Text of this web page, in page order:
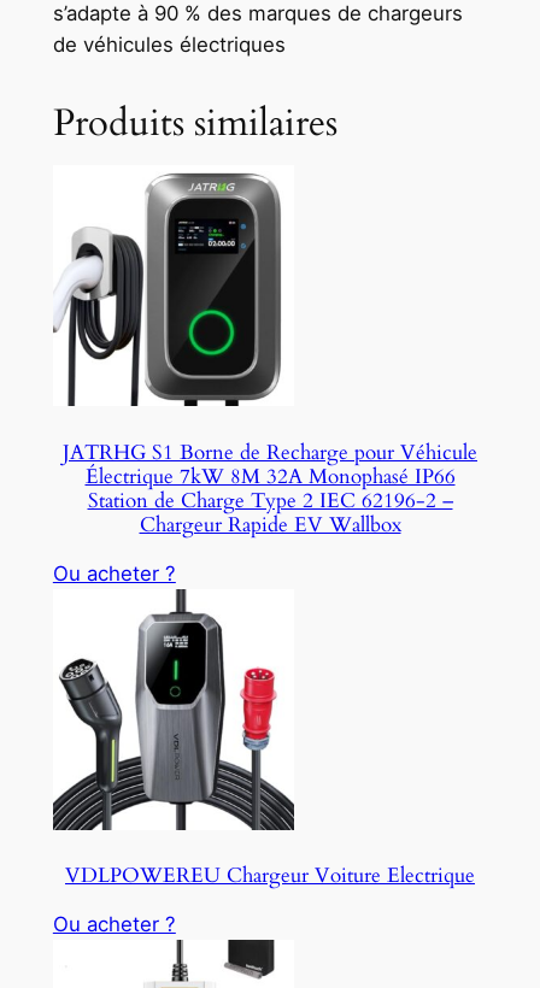
s’adapte à 90 % des marques de chargeurs
de véhicules électriques
Produits similaires
JATRHG S1 Borne de Recharge pour Véhicule
Électrique 7kW 8M 32A Monophasé IP66
Station de Charge Type 2 IEC 62196-2 –
Chargeur Rapide EV Wallbox
Ou acheter ?
VDLPOWEREU Chargeur Voiture Electrique
Ou acheter ?